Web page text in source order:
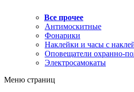
Все прочее
Антимоскитные
Фонарики
Наклейки и часы с
Оповещатели охранно-
Электросамокаты
Меню страниц